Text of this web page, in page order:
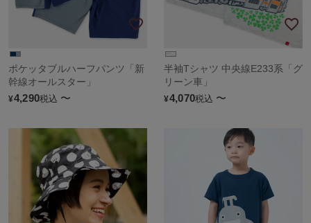
ポケッタブルハーフパンツ「新
幹線オールスター」
¥4,290税込 〜
半袖Tシャツ 中央線E233系「グ
リーン車」
¥4,070税込 〜